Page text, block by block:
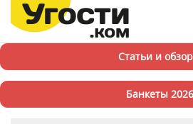
Статьи и
Банкеты 2026